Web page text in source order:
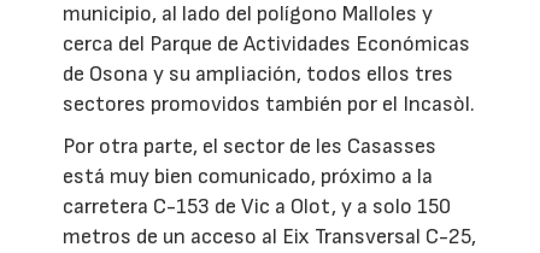
municipio, al lado del polígono Malloles y
cerca del Parque de Actividades Económicas
de Osona y su ampliación, todos ellos tres
sectores promovidos también por el Incasòl.
Por otra parte, el sector de les Casasses
está muy bien comunicado, próximo a la
carretera C-153 de Vic a Olot, y a solo 150
metros de un acceso al Eix Transversal C-25,